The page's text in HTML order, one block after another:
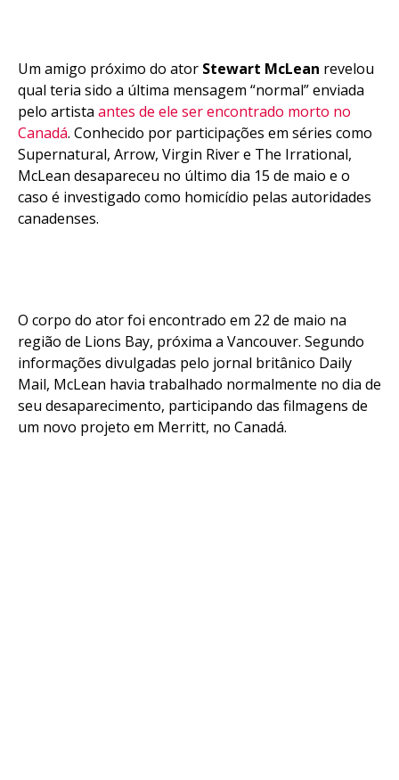
Um amigo próximo do ator Stewart McLean revelou
qual teria sido a última mensagem “normal” enviada
pelo artista antes de ele ser encontrado morto no
Canadá. Conhecido por participações em séries como
Supernatural, Arrow, Virgin River e The Irrational,
McLean desapareceu no último dia 15 de maio e o
caso é investigado como homicídio pelas autoridades
canadenses.
O corpo do ator foi encontrado em 22 de maio na
região de Lions Bay, próxima a Vancouver. Segundo
informações divulgadas pelo jornal britânico Daily
Mail, McLean havia trabalhado normalmente no dia de
seu desaparecimento, participando das filmagens de
um novo projeto em Merritt, no Canadá.